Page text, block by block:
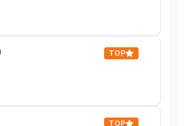
TOP
TOP